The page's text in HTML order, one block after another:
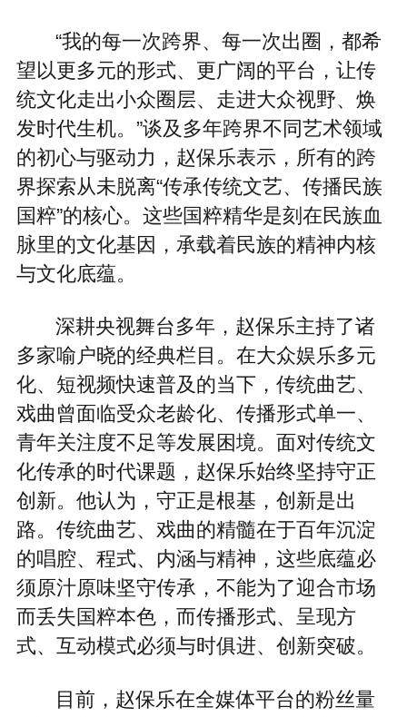
“我的每一次跨界、每一次出圈，都希
望以更多元的形式、更广阔的平台，让传
统文化走出小众圈层、走进大众视野、焕
发时代生机。”谈及多年跨界不同艺术领域
的初心与驱动力，赵保乐表示，所有的跨
界探索从未脱离“传承传统文艺、传播民族
国粹”的核心。这些国粹精华是刻在民族血
脉里的文化基因，承载着民族的精神内核
与文化底蕴。
深耕央视舞台多年，赵保乐主持了诸
多家喻户晓的经典栏目。在大众娱乐多元
化、短视频快速普及的当下，传统曲艺、
戏曲曾面临受众老龄化、传播形式单一、
青年关注度不足等发展困境。面对传统文
化传承的时代课题，赵保乐始终坚持守正
创新。他认为，守正是根基，创新是出
路。传统曲艺、戏曲的精髓在于百年沉淀
的唱腔、程式、内涵与精神，这些底蕴必
须原汁原味坚守传承，不能为了迎合市场
而丢失国粹本色，而传播形式、呈现方
式、互动模式必须与时俱进、创新突破。
目前，赵保乐在全媒体平台的粉丝量